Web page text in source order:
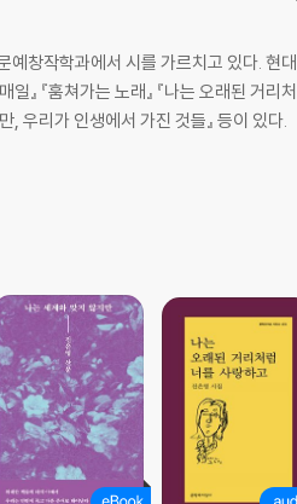
예창작학과에서 시를 가르치고 있다. 현대
『훔쳐가는 노래』 『나는 오래된 거리처
, 우리가 인생에서 가진 것들』 등이 있다.